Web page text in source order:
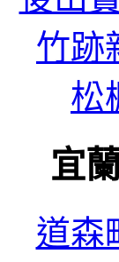
竹跡
松
宜
道森